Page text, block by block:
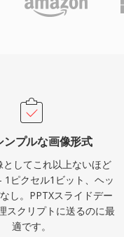
ンプルな画像形式
してこれ以上ないほど
ピクセル1ビット、ヘッ
し。PPTXスライドデー
スクリプトに送るのに最
適です。